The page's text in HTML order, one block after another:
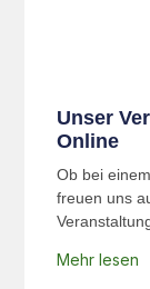
Unser
Online
Ob bei
freuen uns
Mehr lesen